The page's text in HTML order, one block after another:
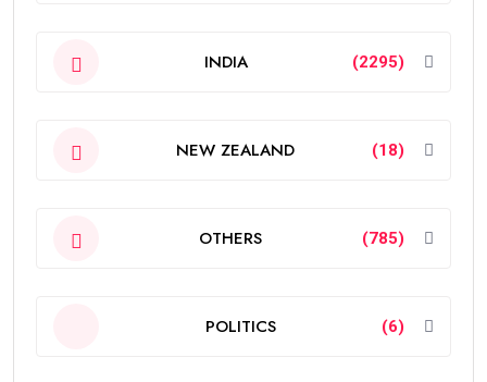
INDIA (2295)
NEW ZEALAND (18)
OTHERS (785)
POLITICS (6)